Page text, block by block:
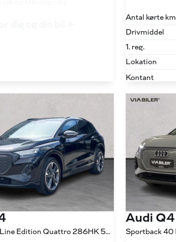
Antal kørte km
Drivmiddel
1. reg.
Lokation
Kontant
45 E-tron S Line Edition Quattro 286HK 5d Aut.
Audi Q4